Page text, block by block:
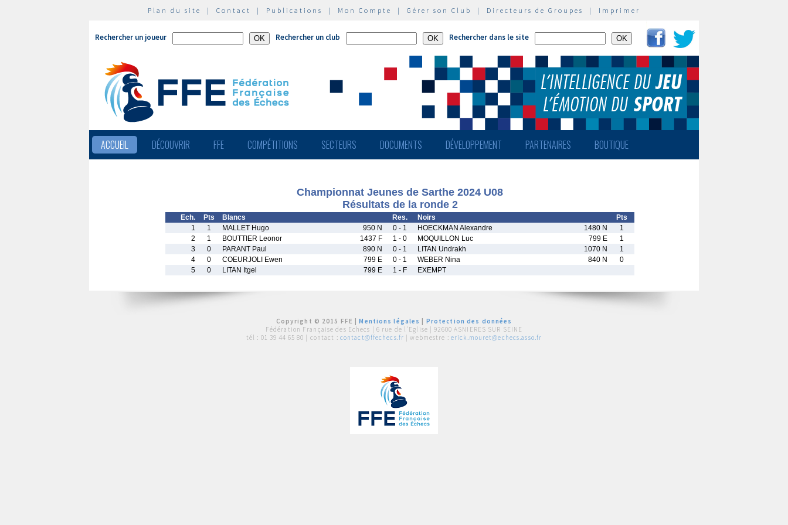
Plan du site | Contact | Publications | Mon Compte | Gérer son Club | Directeurs de Groupes | Imprimer
Rechercher un joueur Rechercher un club Rechercher dans le site
ACCUEIL DÉCOUVRIR FFE COMPÉTITIONS SECTEURS DOCUMENTS DÉVELOPPEMENT PARTENAIRES BOUTIQUE
Championnat Jeunes de Sarthe 2024 U08
Résultats de la ronde 2
Ech. Pts Blancs Res. Noirs
Pts
1
1 MALLET Hugo 950 N 0 - 1 HOECKMAN Alexandre 1480 N
1
2
1 BOUTTIER Leonor 1437 F 1 - 0 MOQUILLON Luc 799 E
1
3
0 PARANT Paul 890 N 0 - 1 LITAN Undrakh 1070 N
1
4
0 COEURJOLI Ewen 799 E 0 - 1 WEBER Nina 840 N
0
5
0 LITAN Itgel 799 E 1 - F EXEMPT
Copyright © 2015 FFE |Mentions légales
Protection des données
Fédération Française des Echecs | 6 rue de l'Eglise | 92600 ASNIERES SUR SEINE
tél : 01 39 44 65 80 | contact : contact@ffechecs.fr | webmestre : erick.mouret@echecs.asso.fr